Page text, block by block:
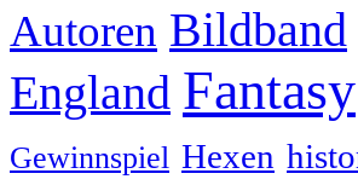
Autoren Bildband
England Fantasy
Gewinnspiel Hexen